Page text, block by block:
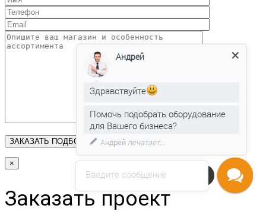
×
Заказать проект
Напишите нам
Введите сообщение
Андрей
Здравствуйте
Помочь подобрать оборудование
для Вашего бизнеса?
Андрейпечатает...